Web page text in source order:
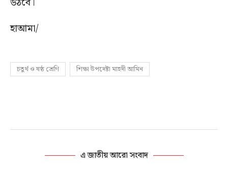
হাআমা/
চতুর্থ ও ষষ্ঠ শ্রেণি শিক্ষা উপদেষ্টা মাহদী আমিন
এ জাতীয় আরো সংবাদ